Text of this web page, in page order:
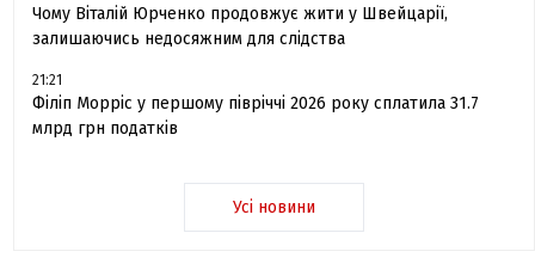
Чому Віталій Юрченко продовжує жити у Швейцарії,
залишаючись недосяжним для слідства
21:21
Філіп Морріс у першому півріччі 2026 року сплатила 31.7
млрд грн податків
Усі новини